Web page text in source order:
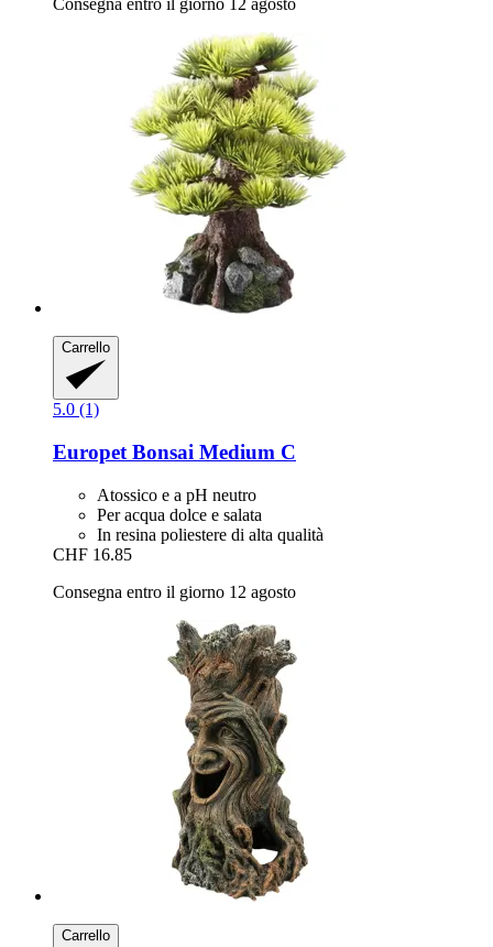
Consegna entro il giorno 12 agosto
Carrello
5.0 (1)
Europet Bonsai Medium C
Atossico e a pH neutro
Per acqua dolce e salata
In resina poliestere di alta qualità
CHF 16.85
Consegna entro il giorno 12 agosto
Carrello